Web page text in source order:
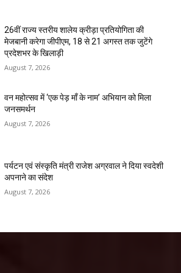
26वीं राज्य स्तरीय शालेय क्रीड़ा प्रतियोगिता की
मेजबानी करेगा जीपीएम, 18 से 21 अगस्त तक जुटेंगे
प्रदेशभर के खिलाड़ी
August 7, 2026
वन महोत्सव में ‘एक पेड़ माँ के नाम’ अभियान को मिला
जनसमर्थन
August 7, 2026
पर्यटन एवं संस्कृति मंत्री राजेश अग्रवाल ने दिया स्वदेशी
अपनाने का संदेश
August 7, 2026